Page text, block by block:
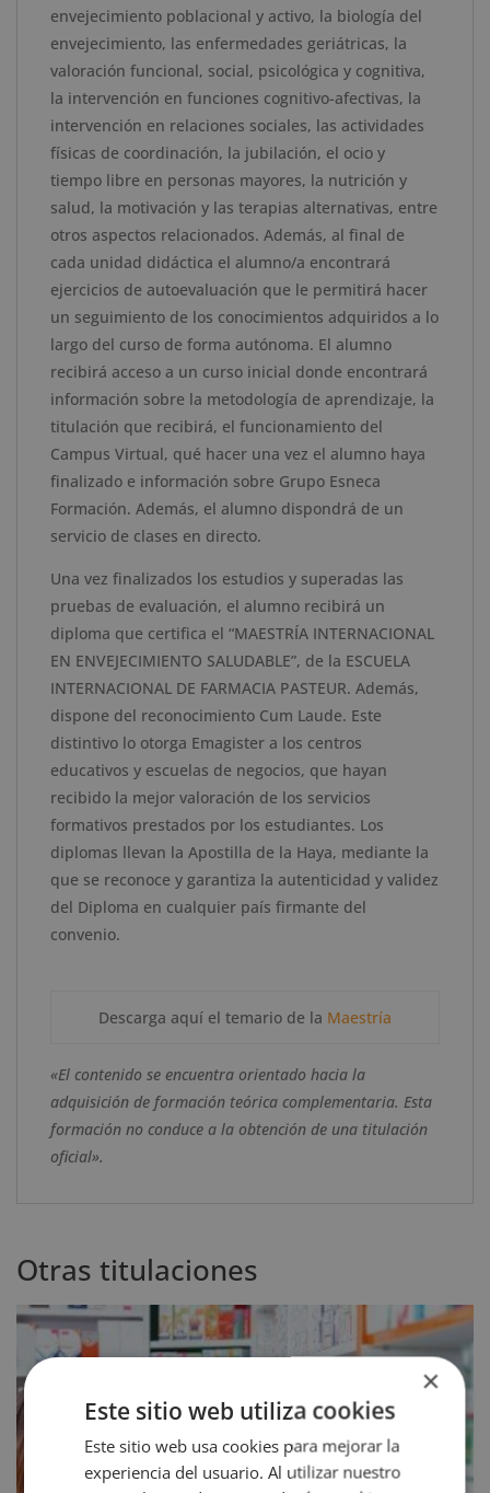
envejecimiento poblacional y activo, la biología del
envejecimiento, las enfermedades geriátricas, la
valoración funcional, social, psicológica y cognitiva,
la intervención en funciones cognitivo-afectivas, la
intervención en relaciones sociales, las actividades
físicas de coordinación, la jubilación, el ocio y
tiempo libre en personas mayores, la nutrición y
salud, la motivación y las terapias alternativas, entre
otros aspectos relacionados. Además, al final de
cada unidad didáctica el alumno/a encontrará
ejercicios de autoevaluación que le permitirá hacer
un seguimiento de los conocimientos adquiridos a lo
largo del curso de forma autónoma. El alumno
recibirá acceso a un curso inicial donde encontrará
información sobre la metodología de aprendizaje, la
titulación que recibirá, el funcionamiento del
Campus Virtual, qué hacer una vez el alumno haya
finalizado e información sobre Grupo Esneca
Formación. Además, el alumno dispondrá de un
servicio de clases en directo.
Una vez finalizados los estudios y superadas las
pruebas de evaluación, el alumno recibirá un
diploma que certifica el “MAESTRÍA INTERNACIONAL
EN ENVEJECIMIENTO SALUDABLE”, de la ESCUELA
INTERNACIONAL DE FARMACIA PASTEUR. Además,
dispone del reconocimiento Cum Laude. Este
distintivo lo otorga Emagister a los centros
educativos y escuelas de negocios, que hayan
recibido la mejor valoración de los servicios
formativos prestados por los estudiantes. Los
diplomas llevan la Apostilla de la Haya, mediante la
que se reconoce y garantiza la autenticidad y validez
del Diploma en cualquier país firmante del
convenio.
Descarga aquí el temario de la Maestría
«El contenido se encuentra orientado hacia la
adquisición de formación teórica complementaria. Esta
formación no conduce a la obtención de una titulación
oficial».
Otras titulaciones
×
Este sitio web utiliza cookies
Este sitio web usa cookies para mejorar la
experiencia del usuario. Al utilizar nuestro